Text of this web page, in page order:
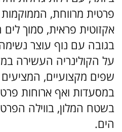
פרטית מרווחת, הממוקמות
אקזוטית פראית, סמוך לים
בגובה עם נוף עוצר
על הקולינריה העשירה
שפים מקצועיים, המציעים
במסעדות ואף ארוחות
בשטח המלון, בווילה
הים.